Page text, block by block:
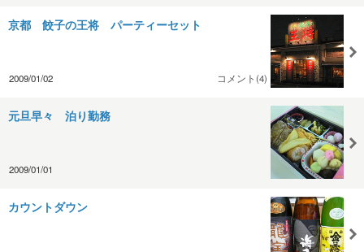
京都 餃子の王将 パーティーセット
2009/01/02 コメント(4)
元旦早々 泊り勤務
2009/01/01
カウントダウン